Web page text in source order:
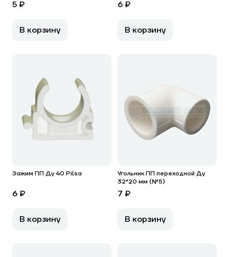
5 ₽
В корзину
6 ₽
В корзину
Зажим ПП Ду 40 Pilsa
6 ₽
В корзину
Угольник ПП переходной Ду
32*20 мм (№5)
7 ₽
В корзину